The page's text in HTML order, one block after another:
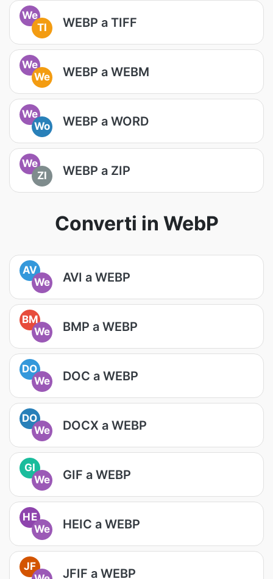
We
TI
WEBP a TIFF
We
We
WEBP a WEBM
We
Wo
WEBP a WORD
We
ZI
WEBP a ZIP
Converti in WebP
AV
We
AVI a WEBP
BM
We
BMP a WEBP
DO
We
DOC a WEBP
DO
We
DOCX a WEBP
GI
We
GIF a WEBP
HE
We
HEIC a WEBP
JF
JFIF a WEBP